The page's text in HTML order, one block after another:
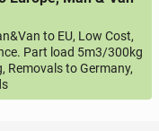
to EU, Low Cost,
Part load 5m3/300kg
Removals to Germany,